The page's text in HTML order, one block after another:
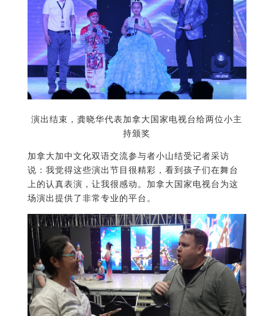
演出结束，龚晓华代表加拿大国家电视台给两位小主
持颁奖
加拿大加中文化双语交流参与者小山结受记者采访
说：我觉得这些演出节目很精彩，看到孩子们在舞台
上的认真表演，让我很感动。加拿大国家电视台为这
场演出提供了非常专业的平台。